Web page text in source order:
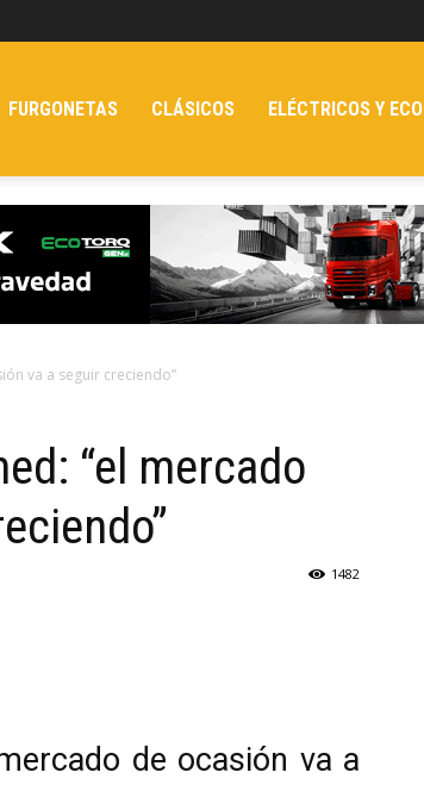
FURGONETAS CLÁSICOS ELÉCTRICOS Y ECO
va a seguir creciendo”
“el mercado
1482
de ocasión va a